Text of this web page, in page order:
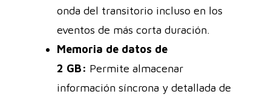
onda del transitorio incluso en los
eventos de más corta duración.
Memoria de datos de
2 GB: Permite almacenar
información síncrona y detallada de